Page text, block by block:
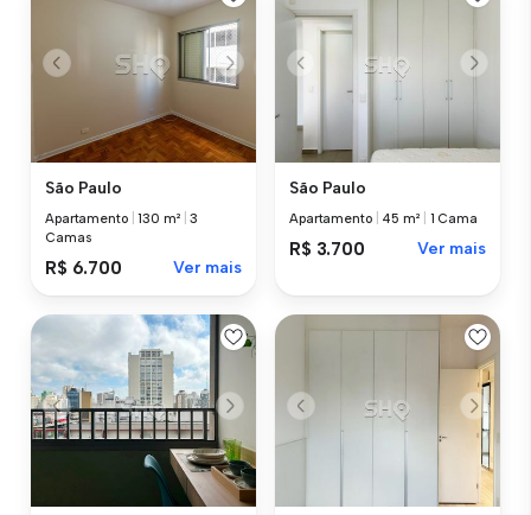
São Paulo
Apartamento |130 m² |3
Camas
R$ 6.700 Ver mais
São Paulo
Apartamento 45 m² 1 Cama
R$ 3.700 Ver mais